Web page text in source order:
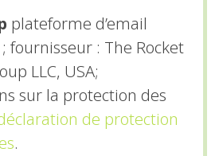
plateforme d’email
fournisseur : The Rocket
LLC, USA;
sur la protection des
de protection
.